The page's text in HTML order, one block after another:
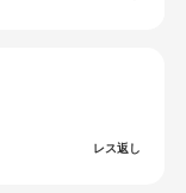
レス返し